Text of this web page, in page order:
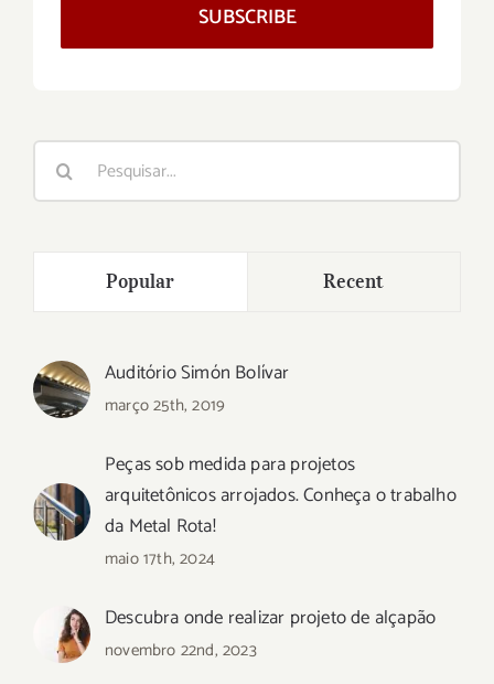
SUBSCRIBE
Buscar
resultados
Popular Recent
Auditório Simón Bolívar
março 25th, 2019
Peças sob medida para projetos
arquitetônicos arrojados. Conheça o trabalho
da Metal Rota!
maio 17th, 2024
Descubra onde realizar projeto de alçapão
novembro 22nd, 2023